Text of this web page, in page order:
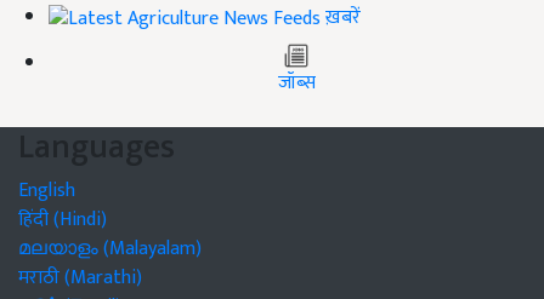
ख़बरें
जॉब्स
Languages
English
हिंदी (Hindi)
മലയാളം (Malayalam)
मराठी (Marathi)